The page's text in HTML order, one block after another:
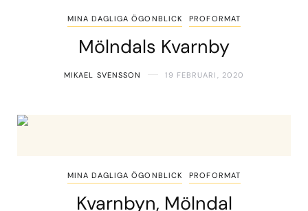
MINA DAGLIGA ÖGONBLICK PROFORMAT
Mölndals Kvarnby
MIKAEL SVENSSON 19 FEBRUARI, 2020
MINA DAGLIGA ÖGONBLICK PROFORMAT
Kvarnbyn, Mölndal